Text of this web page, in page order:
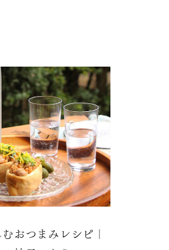
おつまみレシピ｜